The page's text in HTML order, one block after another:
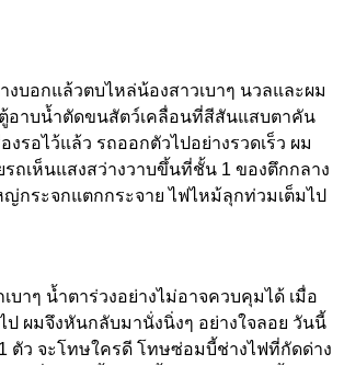
อกแล้วตบไหล่น้องสาวเบาๆ นวลและผม
อาบน้ำตัดขนสัตว์เคลื่อนที่สีสันแสบตาคัน
งรอไว้แล้ว รถออกตัวไปอย่างรวดเร็ว ผม
ถเห็นแสงสว่างวาบขึ้นที่ชั้น 1 ของตึกกลาง
ญ่กระจกแตกกระจาย ไฟไหม้ลุกท่วมเต็มไป
าๆ น้ำตาร่วงอย่างไม่อาจควบคุมได้ เมื่อ
ผมจึงหันกลับมานั่งนิ่งๆ อย่างใจลอย วันนี้
ตัว จะโทษใครดี โทษซ่อมบี้ช่างไฟที่กัดด่าง